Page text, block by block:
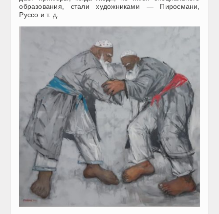
образования, стали художниками — Пиросмани,
Руссо и т. д.